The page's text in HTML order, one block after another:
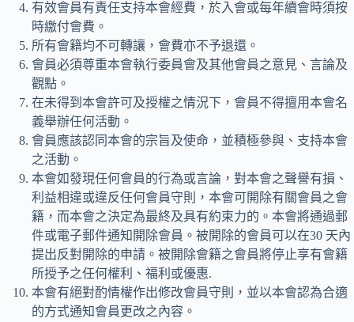
有效會員有責任支持本會經費，於入會或每年續會時須按
時繳付會費。
所有會籍均不可轉讓，會費亦不予退還。
會員必須尊重本會執行委員會及其他會員之意見、言論及
觀點。
在未得到本會許可及授權之情況下，會員不得擅用本會名
義舉辦任何活動。
會員應該認同本會的宗旨及使命，並積極參與、支持本會
之活動。
本會如發現任何會員的行為或言論，對本會之聲譽有損、
利益相違或違反任何會員守則，本會可開除有關會員之會
籍，而本會之決定為最終及具有約束力的。本會將通過郵
件或電子郵件通知開除會員。被開除的會員可以在30 天內
提出反對開除的申請。被開除會籍之會員將停止享有會籍
所授予之任何權利、福利或優惠.
本會有絕對酌情權作出修改會員守則，並以本會認為合適
的方式通知會員更改之內容。